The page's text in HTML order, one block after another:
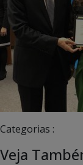
Categorias :
Veja